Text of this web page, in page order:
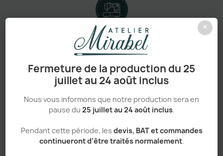
×
Fermeture de la production du 25
juillet au 24 août inclus
Nous vous informons que notre production sera en
pause du 25 juillet au 24 août inclus.
Pendant cette période, les devis, BAT et commandes
continueront d’être traités normalement.
Personnalisation haut de gamme
Adapté aux pros comme aux particuliers